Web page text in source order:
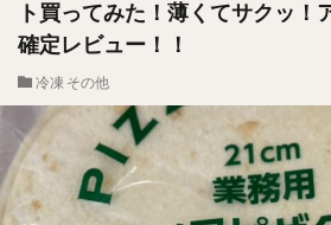
ト買ってみた！薄くてサクッ！
確定レビュー！！
冷凍 その他